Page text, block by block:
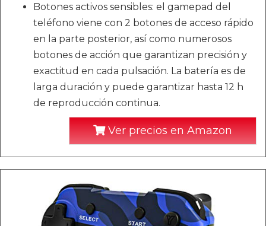
Botones activos sensibles: el gamepad del
teléfono viene con 2 botones de acceso rápido
en la parte posterior, así como numerosos
botones de acción que garantizan precisión y
exactitud en cada pulsación. La batería es de
larga duración y puede garantizar hasta 12 h
de reproducción continua.
Ver precios en Amazon